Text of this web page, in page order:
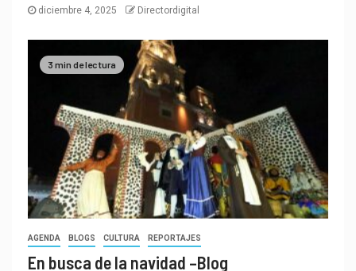
diciembre 4, 2025 Directordigital
3 min de lectura
AGENDA BLOGS CULTURA REPORTAJES
En busca de la navidad –Blog